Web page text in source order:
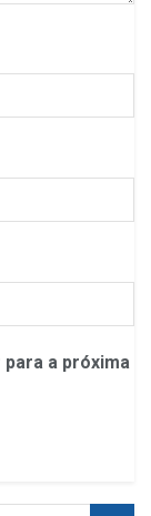
a próxima